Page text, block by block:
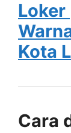
Loker
Kota
Cara